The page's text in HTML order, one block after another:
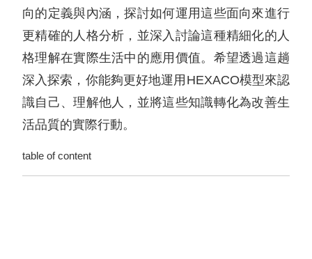
向的定義與內涵，探討如何運用這些面向來進行
更精確的人格分析，並深入討論這種精細化的人
格理解在實際生活中的應用價值。希望透過這趟
深入探索，你能夠更好地運用HEXACO模型來認
識自己、理解他人，並將這些知識轉化為改善生
活品質的實際行動。
table of content